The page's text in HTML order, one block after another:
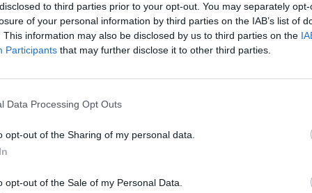
to third parties prior to your opt-out. You may separately
of your personal information by third parties on the IAB’s list of
This information may also be disclosed by us to third parties on the
Participants that may further disclose it to other third parties.
Data Processing Opt Outs
opt-out of the Sharing of my personal data.
opt-out of the Sale of my Personal Data.
Visi įrašai
Karšta A. Kasparavičiaus ir Ž Pavilionio
pavojingą įprotį: tą daro daugiau nei pusė